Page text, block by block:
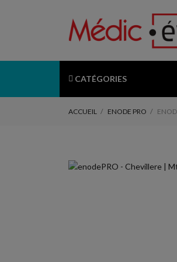
CATÉGORIES
ACCUEIL ENODE PRO